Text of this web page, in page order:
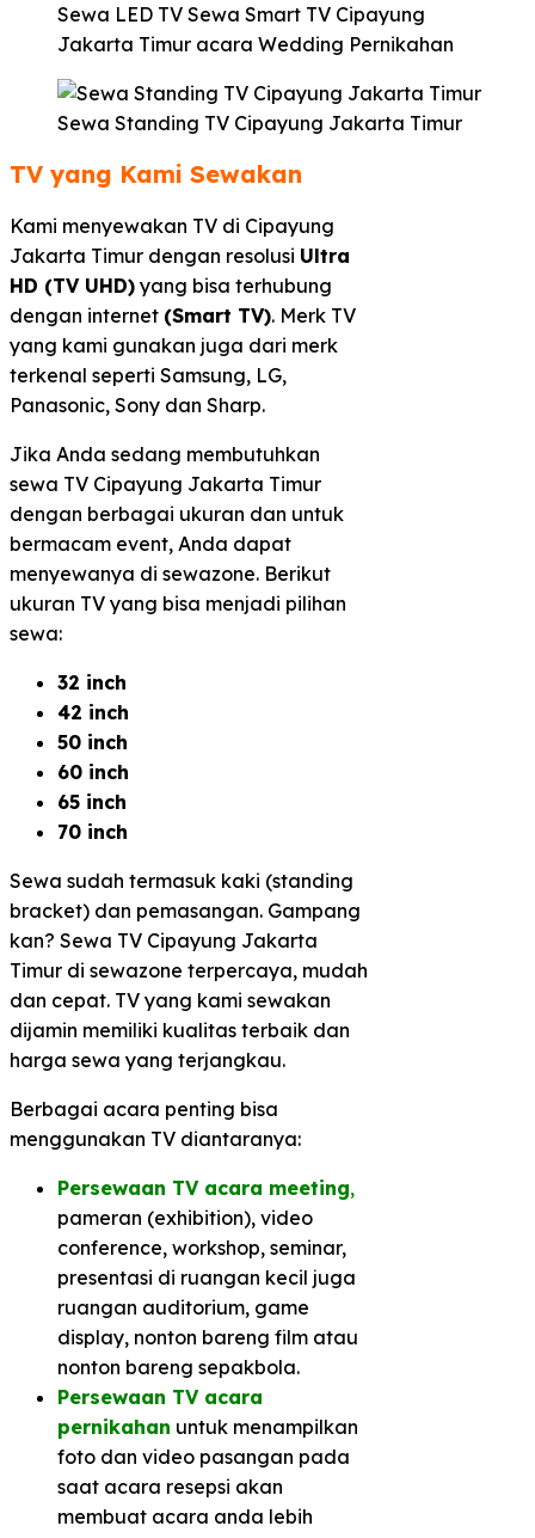
Sewa LED TV Sewa Smart TV Cipayung
Jakarta Timur acara Wedding Pernikahan
Sewa Standing TV Cipayung Jakarta Timur
TV yang Kami Sewakan
Kami menyewakan TV di Cipayung
Jakarta Timur dengan resolusi Ultra
HD (TV UHD) yang bisa terhubung
dengan internet (Smart TV). Merk TV
yang kami gunakan juga dari merk
terkenal seperti Samsung, LG,
Panasonic, Sony dan Sharp.
Jika Anda sedang membutuhkan
sewa TV Cipayung Jakarta Timur
dengan berbagai ukuran dan untuk
bermacam event, Anda dapat
menyewanya di sewazone. Berikut
ukuran TV yang bisa menjadi pilihan
sewa:
32 inch
42 inch
50 inch
60 inch
65 inch
70 inch
Sewa sudah termasuk kaki (standing
bracket) dan pemasangan. Gampang
kan? Sewa TV Cipayung Jakarta
Timur di sewazone terpercaya, mudah
dan cepat. TV yang kami sewakan
dijamin memiliki kualitas terbaik dan
harga sewa yang terjangkau.
Berbagai acara penting bisa
menggunakan TV diantaranya:
Persewaan TV acara meeting,
pameran (exhibition), video
conference, workshop, seminar,
presentasi di ruangan kecil juga
ruangan auditorium, game
display, nonton bareng film atau
nonton bareng sepakbola.
Persewaan TV acara
pernikahan untuk menampilkan
foto dan video pasangan pada
saat acara resepsi akan
membuat acara anda lebih